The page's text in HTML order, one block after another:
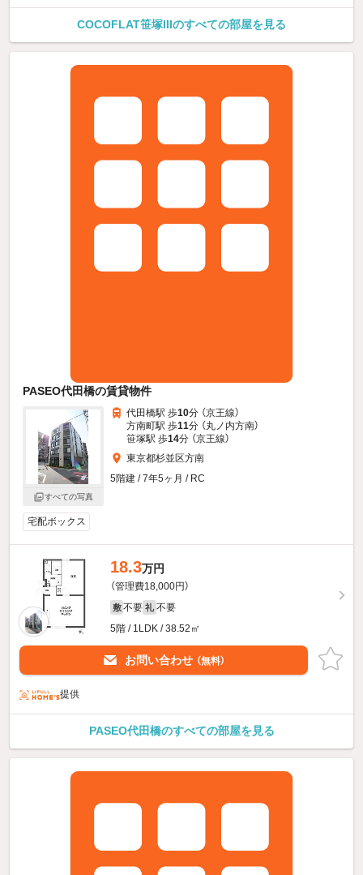
COCOFLAT笹塚IIIのすべての部屋を見る
PASEO代田橋の賃貸物件
すべての写真
代田橋駅 歩10分 （京王線）
方南町駅 歩11分 （丸ノ内方南）
笹塚駅 歩14分 （京王線）
東京都杉並区方南
5階建 / 7年5ヶ月 / RC
宅配ボックス
18.3万円
（管理費18,000円）
敷 不要 礼 不要
5階 / 1LDK / 38.52㎡
お問い合わせ （無料）
提供
PASEO代田橋のすべての部屋を見る